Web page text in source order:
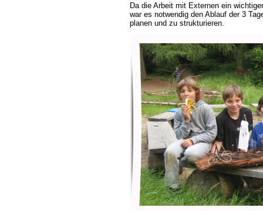
Da die Arbeit mit Externen ein
war es notwendig den Ablauf der 3
planen und zu strukturieren.